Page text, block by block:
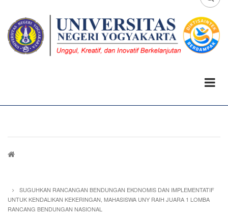
FA
Breadcrumb
SUGUHKAN RANCANGAN BENDUNGAN EKONOMIS DAN IMPLEMENTATIF
UNTUK KENDALIKAN KEKERINGAN, MAHASISWA UNY RAIH JUARA 1 LOMBA
RANCANG BENDUNGAN NASIONAL
0%
read